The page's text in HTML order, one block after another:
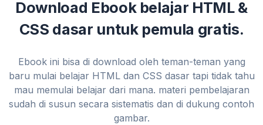
Download Ebook belajar HTML &
CSS dasar untuk pemula gratis.
Ebook ini bisa di download oleh teman-teman yang
baru mulai belajar HTML dan CSS dasar tapi tidak tahu
mau memulai belajar dari mana. materi pembelajaran
sudah di susun secara sistematis dan di dukung contoh
gambar.